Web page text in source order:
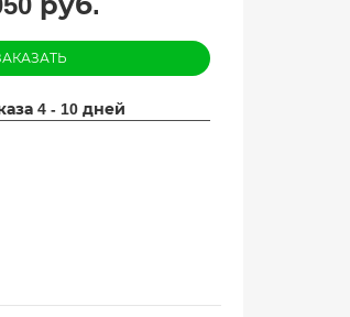
4 - 10 дней